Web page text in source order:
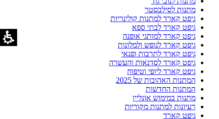
מתנות לסילבסטר
גיפט קארד למתנות קולינריות
גיפט קארד לבתי ספא
גיפט קארד למותגי אופנה
גיפט קארד לנופש ולמלונות
גיפט קארד לתרבות ופנאי
גיפט קארד לסדנאות והעשרה
גיפט קארד ליופי וטיפוח
המתנות האהובות של 2025
המתנות החדשות
מתנות במימוש אונליין
רעיונות למתנות מקוריות
גיפט קארד